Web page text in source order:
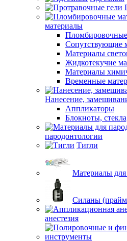
материалы
Сопутствующие
Материалы
Жидкотекучие
Материалы
Временные
Нанесение,
Аппликаторы
Блокноты,
пародонтологии
Тигли
Материалы
Силаны
анестезия